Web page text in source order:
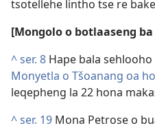
tsotellehe lintho tse re
[Mongolo o botlaaseng
^ser. 8 Hape bala
Monyetla o Tšoanang oa
leqepheng la 22 hona
^ser. 19 Mona Petrose o